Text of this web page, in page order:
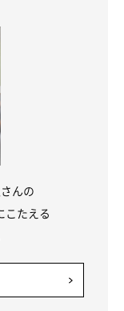
んの
こたえる